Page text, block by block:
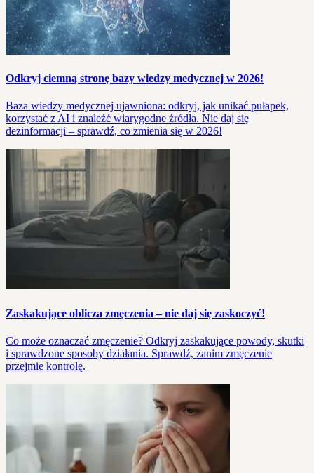
Odkryj ciemną stronę bazy wiedzy medycznej w 2026!
Baza wiedzy medycznej ujawniona: odkryj, jak unikać pułapek,
korzystać z AI i znaleźć wiarygodne źródła. Nie daj się
dezinformacji – sprawdź, co zmienia się w 2026!
Zaskakujące oblicza zmęczenia – nie daj się zaskoczyć!
Co może oznaczać zmęczenie? Odkryj zaskakujące powody, skutki
i sprawdzone sposoby działania. Sprawdź, zanim zmęczenie
przejmie kontrolę.